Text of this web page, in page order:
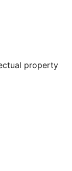
property